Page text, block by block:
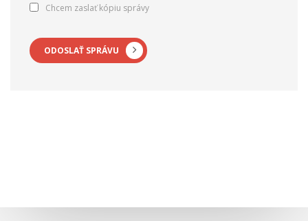
Chcem zaslať kópiu správy
ODOSLAŤ SPRÁVU